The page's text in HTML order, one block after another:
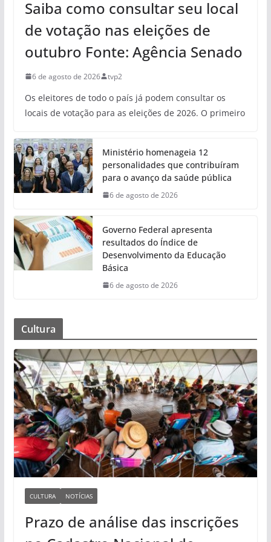
Saiba como consultar seu local
de votação nas eleições de
outubro Fonte: Agência Senado
6 de agosto de 2026 tvp2
Os eleitores de todo o país já podem consultar os
locais de votação para as eleições de 2026. O primeiro
Ministério homenageia 12
personalidades que contribuíram
para o avanço da saúde pública
6 de agosto de 2026
Governo Federal apresenta
resultados do Índice de
Desenvolvimento da Educação
Básica
6 de agosto de 2026
Cultura
CULTURA NOTÍCIAS
Prazo de análise das inscrições